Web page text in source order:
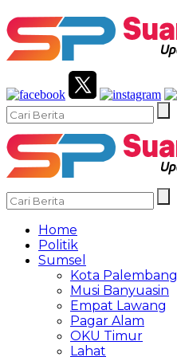
Home
Politik
Sumsel
Kota Palembang
Musi Banyuasin
Empat Lawang
Pagar Alam
OKU Timur
Lahat